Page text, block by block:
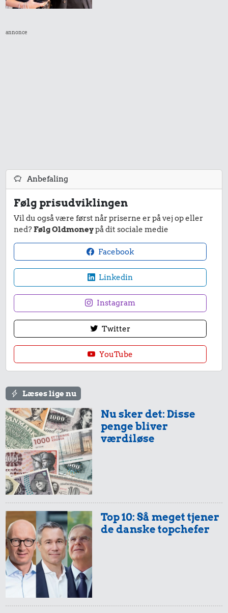
annonce
Anbefaling
Følg prisudviklingen
Vil du også være først når priserne er på vej op eller
ned?Følg Oldmoneypå dit sociale medie
Facebook
Linkedin
Instagram
Twitter
YouTube
Læses lige nu
Nu sker det: Disse
penge bliver
værdiløse
Top 10: Så meget tjener
de danske topchefer